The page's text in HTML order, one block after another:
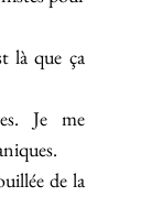
là que ça
Je me
de la